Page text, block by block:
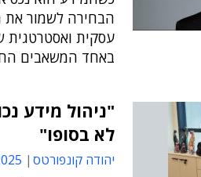
הבחירה לשמור את
עסקית ואסטרטגית
באחד המשאבים
"ניהול מידע
לא בסופו"
יהודה קונפורטס